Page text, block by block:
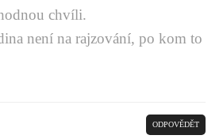
chvíli.
není na rajzování, po kom to
ODPOVĚDĚT